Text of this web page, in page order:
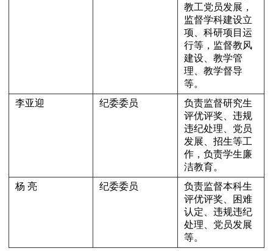
教工党员发展，
监督学科建设立
项、科研项目运
行等，监督教风
建设、教学管
理、教学督导
等。
李亚迎
纪委委员
负责监督研究生
评优评奖、违规
违纪处理、党员
发展、招生等工
作，负责学生廉
洁教育。
杨 亮
纪委委员
负责监督本科生
评优评奖、困难
认定、违规违纪
处理、党员发展
等。